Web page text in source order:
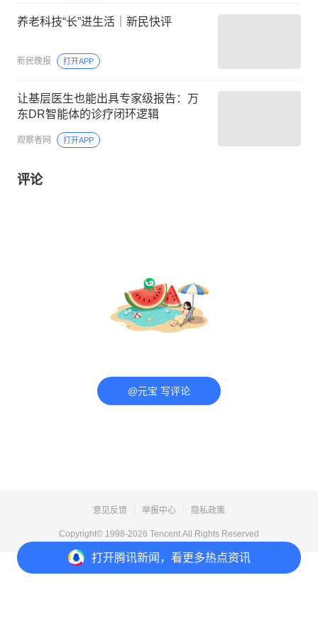
打开腾讯新闻，看更多热点资讯
养老科技“长”进生活｜新民快评
新民晚报 打开APP
让基层医生也能出具专家级报告：万
东DR智能体的诊疗闭环逻辑
观察者网 打开APP
评论
@元宝 写评论
意见反馈 举报中心 隐私政策
Copyright© 1998-2026 Tencent.All Rights Reserved